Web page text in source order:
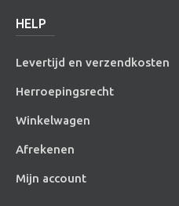
HELP
Levertijd en verzendkosten
Herroepingsrecht
Winkelwagen
Afrekenen
Mijn account